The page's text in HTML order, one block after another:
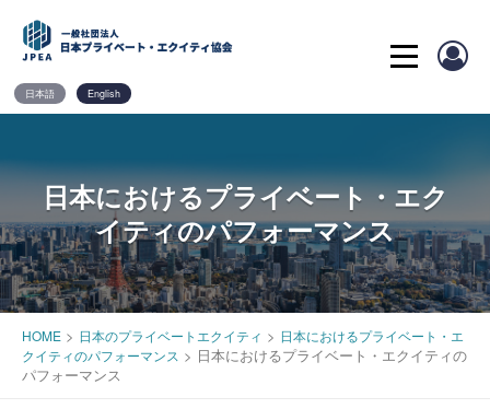
content
日本語 English
日本におけるプライベート・エク
イティのパフォーマンス
HOME > 日本のプライベートエクイティ > 日本におけるプライベート・エ
クイティのパフォーマンス > 日本におけるプライベート・エクイティの
パフォーマンス